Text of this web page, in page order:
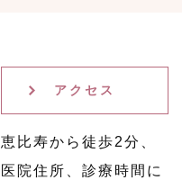
アクセス
恵比寿から徒歩2分、
医院住所、診療時間に